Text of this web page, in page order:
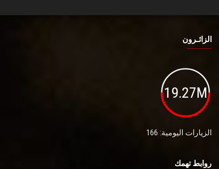
الزائـرون
19.27M
الزيارات اليومية: 166
روابط تهمك